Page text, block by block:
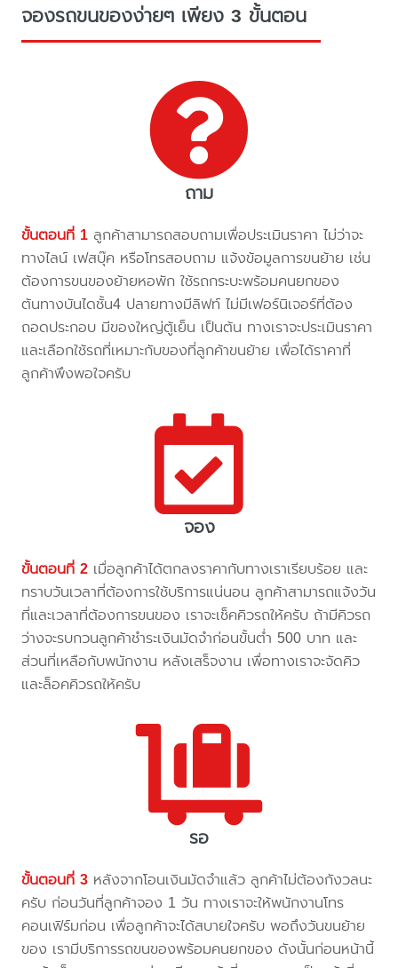
จองรถขนของง่ายๆ เพียง 3 ขั้นตอน
ถาม
ขั้นตอนที่ 1 ลูกค้าสามารถสอบถามเพื่อประเมินราคา ไม่ว่าจะ
ทางไลน์ เฟสบุ๊ค หรือโทรสอบถาม แจ้งข้อมูลการขนย้าย เช่น
ต้องการขนของย้ายหอพัก ใช้รถกระบะพร้อมคนยกของ
ต้นทางบันไดชั้น4 ปลายทางมีลิฟท์ ไม่มีเฟอร์นิเจอร์ที่ต้อง
ถอดประกอบ มีของใหญ่ตู้เย็น เป็นต้น ทางเราจะประเมินราคา
และเลือกใช้รถที่เหมาะกับของที่ลูกค้าขนย้าย เพื่อได้ราคาที่
ลูกค้าพึงพอใจครับ
จอง
ขั้นตอนที่ 2 เมื่อลูกค้าได้ตกลงราคากับทางเราเรียบร้อย และ
ทราบวันเวลาที่ต้องการใช้บริการแน่นอน ลูกค้าสามารถแจ้งวัน
ที่และเวลาที่ต้องการขนของ เราจะเช็คคิวรถให้ครับ ถ้ามีคิวรถ
ว่างจะรบกวนลูกค้าชำระเงินมัดจำก่อนขั้นต่ำ 500 บาท และ
ส่วนที่เหลือกับพนักงาน หลังเสร็จงาน เพื่อทางเราจะจัดคิว
และล็อคคิวรถให้ครับ
รอ
ขั้นตอนที่ 3 หลังจากโอนเงินมัดจำแล้ว ลูกค้าไม่ต้องกังวลนะ
ครับ ก่อนวันที่ลูกค้าจอง 1 วัน ทางเราจะให้พนักงานโทร
คอนเฟิร์มก่อน เพื่อลูกค้าจะได้สบายใจครับ พอถึงวันขนย้าย
ของ เรามีบริการรถขนของพร้อมคนยกของ ดังนั้นก่อนหน้านี้